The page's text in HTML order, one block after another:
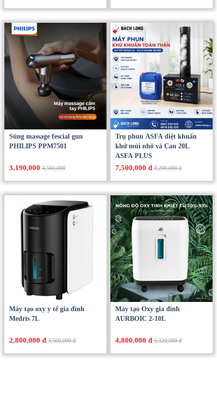
Súng massage fescial gun
PHILIPS PPM7501
3,190,0004,560,000
Trụ phun ASFA diệt khuẩn
khử mùi nhỏ và Can 20L
ASFA PLUS
7,500,000 đ 8,200,000 đ
Máy tạo oxy y tế gia đình
Medris 7L
2,800,000 đ 3,500,000 đ
Máy tạo Oxy gia đình
AURBOIC 2-10L
4,800,000 đ 6,320,000 đ